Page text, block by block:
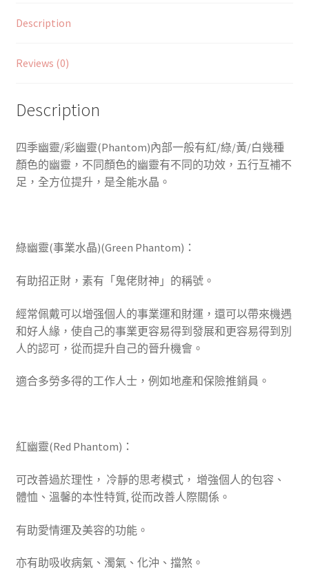
Description
Reviews (0)
Description
四季幽靈/彩幽靈(Phantom)內部一般有紅/綠/黃/白幾種
顏色的幽靈 ， 不同顏色的幽靈有不同的功效，五行互補不
足，全方位提升，是全能水晶。
綠幽靈(事業水晶)(Green Phantom)：
有助招正財，素有「鬼佬財神」的稱號。
經常佩戴可以增强個人的事業運和財運，還可以帶來機遇
和好人緣，使自己的事業更容易得到發展和更容易得到別
人的認可，從而提升自己的晉升機會。
適合多勞多得的工作人士，例如地產和保險推銷員。
紅幽靈(Red Phantom)：
可改善過於理性， 冷靜的思考模式， 增強個人的包容、
體恤、溫馨的本性特質, 從而改善人際關係。
有助愛情運及美容的功能。
亦有助吸收病氣、濁氣、化沖、擋煞。